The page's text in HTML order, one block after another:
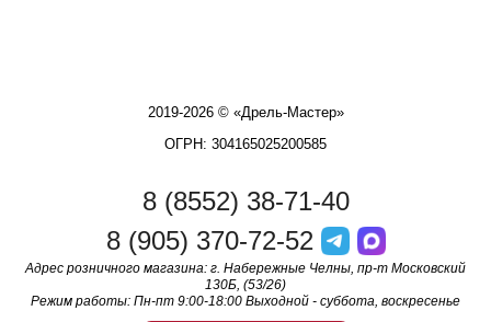
2019-2026 © «Дрель-Мастер»
ОГРН: 304165025200585
8 (8552) 38-71-40
8 (905) 370-72-52
Адрес розничного магазина: г. Набережные Челны, пр-т Московский
130Б, (53/26)
Режим работы: Пн-пт 9:00-18:00 Выходной - суббота, воскресенье